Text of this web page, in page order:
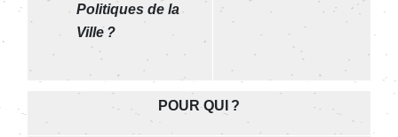
Politiques de la
Ville ?
POUR QUI ?